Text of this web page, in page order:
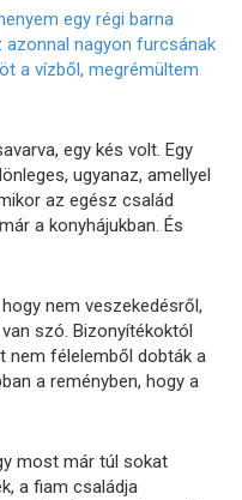
egy kés volt. Egy
ugyanaz, amellyel
az egész család
a konyhájukban. És
nem veszekedésről,
szó. Bizonyítékoktól
nem félelemből dobták a
a reményben, hogy a
most már túl sokat
a fiam családja